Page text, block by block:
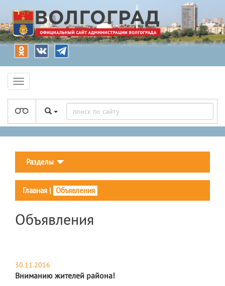
Разделы
Главная | Объявления
Объявления
30.11.2016
Вниманию жителей района!